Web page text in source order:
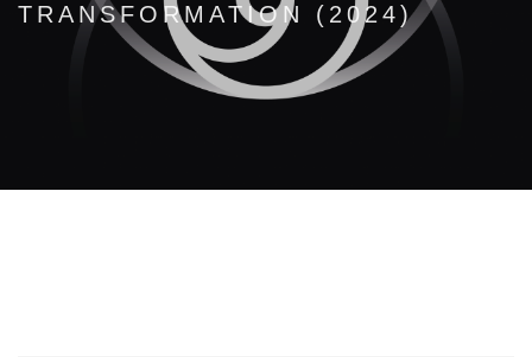
TRANSFORMATION (2024)